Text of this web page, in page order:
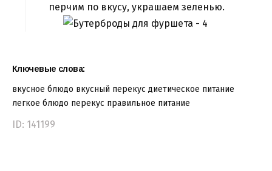
перчим по вкусу, украшаем зеленью.
Ключевые слова:
вкусное блюдо вкусный перекус диетическое питание
легкое блюдо перекус правильное питание
ID: 141199